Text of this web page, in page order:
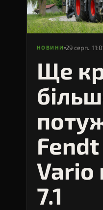
НОВИНИ 29 серп.,
Ще
Vario
7.1